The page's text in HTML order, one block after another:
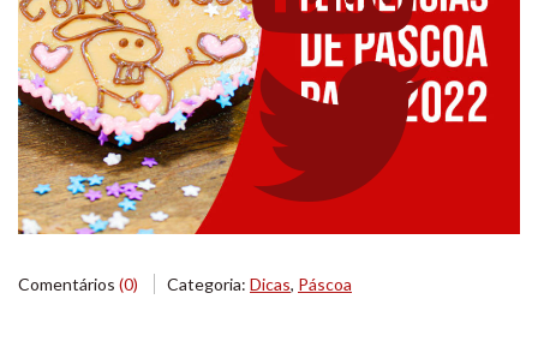
Comentários (0) Categoria: Dicas, Páscoa